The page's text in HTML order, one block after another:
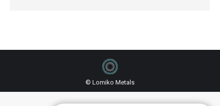
© Lomiko Metals